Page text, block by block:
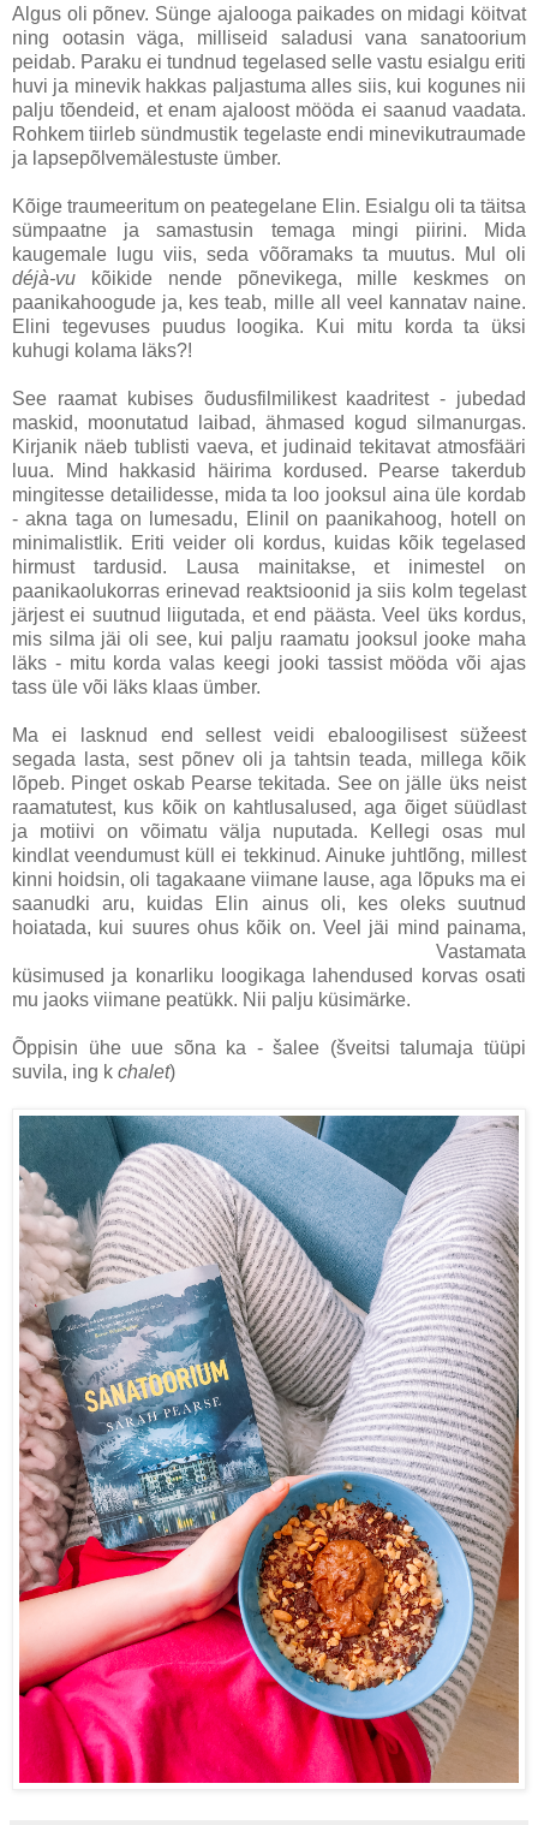
Algus oli põnev. Sünge ajalooga paikades on midagi köitvat
ning ootasin väga, milliseid saladusi vana sanatoorium
peidab. Paraku ei tundnud tegelased selle vastu esialgu eriti
huvi ja minevik hakkas paljastuma alles siis, kui kogunes nii
palju tõendeid, et enam ajaloost mööda ei saanud vaadata.
Rohkem tiirleb sündmustik tegelaste endi minevikutraumade
ja lapsepõlvemälestuste ümber.
Kõige traumeeritum on peategelane Elin. Esialgu oli ta täitsa
sümpaatne ja samastusin temaga mingi piirini. Mida
kaugemale lugu viis, seda võõramaks ta muutus. Mul oli
déjà-vu kõikide nende põnevikega, mille keskmes on
paanikahoogude ja, kes teab, mille all veel kannatav naine.
Elini tegevuses puudus loogika. Kui mitu korda ta üksi
kuhugi kolama läks?!
See raamat kubises õudusfilmilikest kaadritest - jubedad
maskid, moonutatud laibad, ähmased kogud silmanurgas.
Kirjanik näeb tublisti vaeva, et judinaid tekitavat atmosfääri
luua. Mind hakkasid häirima kordused. Pearse takerdub
mingitesse detailidesse, mida ta loo jooksul aina üle kordab
- akna taga on lumesadu, Elinil on paanikahoog, hotell on
minimalistlik. Eriti veider oli kordus, kuidas kõik tegelased
hirmust tardusid. Lausa mainitakse, et inimestel on
paanikaolukorras erinevad reaktsioonid ja siis kolm tegelast
järjest ei suutnud liigutada, et end päästa. Veel üks kordus,
mis silma jäi oli see, kui palju raamatu jooksul jooke maha
läks - mitu korda valas keegi jooki tassist mööda või ajas
tass üle või läks klaas ümber.
Ma ei lasknud end sellest veidi ebaloogilisest süžeest
segada lasta, sest põnev oli ja tahtsin teada, millega kõik
lõpeb. Pinget oskab Pearse tekitada. See on jälle üks neist
raamatutest, kus kõik on kahtlusalused, aga õiget süüdlast
ja motiivi on võimatu välja nuputada. Kellegi osas mul
kindlat veendumust küll ei tekkinud. Ainuke juhtlõng, millest
kinni hoidsin, oli tagakaane viimane lause, aga lõpuks ma ei
saanudki aru, kuidas Elin ainus oli, kes oleks suutnud
hoiatada, kui suures ohus kõik on. Veel jäi mind painama,
Vastamata
küsimused ja konarliku loogikaga lahendused korvas osati
mu jaoks viimane peatükk. Nii palju küsimärke.
Õppisin ühe uue sõna ka - šalee (šveitsi talumaja tüüpi
suvila, ing k chalet)